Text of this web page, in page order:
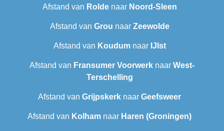
Afstand van Roldenaar Noord-Sleen
Afstand van Grou naar Zeewolde
Afstand van Koudumnaar IJlst
Afstand van Fransumer Voorwerk naar West-
Terschelling
Afstand van Grijpskerk naar Geefsweer
Afstand van Kolham naar Haren (Groningen)